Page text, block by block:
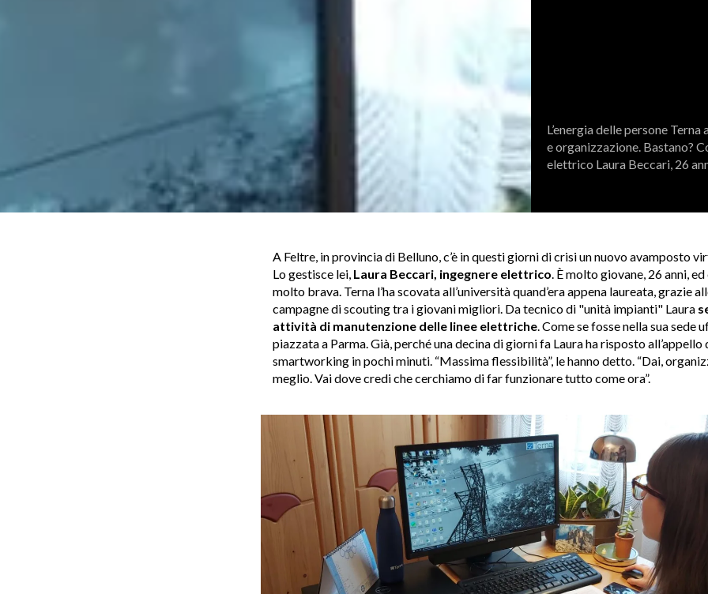
L’energia delle persone
e organizzazione. Bastano?
elettrico Laura Beccari, 26
A Feltre, in provincia di Belluno, c’è in questi giorni di crisi un nuovo avamposto
Lo gestisce lei, Laura Beccari, ingegnere elettrico. È molto giovane, 26 anni,
molto brava. Terna l’ha scovata all’università quand’era appena laureata, grazie
campagne di scouting tra i giovani migliori. Da tecnico di "unità impianti" Laura
attività di manutenzione delle linee elettriche. Come se fosse nella sua sede
piazzata a Parma. Già, perché una decina di giorni fa Laura ha risposto all’appello
smartworking in pochi minuti. “Massima flessibilità”, le hanno detto. “Dai,
meglio. Vai dove credi che cerchiamo di far funzionare tutto come ora”.